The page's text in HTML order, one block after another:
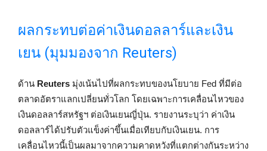
ผลกระทบต่อค่าเงินดอลลาร์และเงิน
เยน (มุมมองจาก Reuters)
ด้าน Reuters มุ่งเน้นไปที่ผลกระทบของนโยบาย Fed ที่มีต่อ
ตลาดอัตราแลกเปลี่ยนทั่วโลก โดยเฉพาะการเคลื่อนไหวของ
เงินดอลลาร์สหรัฐฯ ต่อเงินเยนญี่ปุ่น. รายงานระบุว่า ค่าเงิน
ดอลลาร์ได้ปรับตัวแข็งค่าขึ้นเมื่อเทียบกับเงินเยน. การ
เคลื่อนไหวนี้เป็นผลมาจากความคาดหวังที่แตกต่างกันระหว่าง